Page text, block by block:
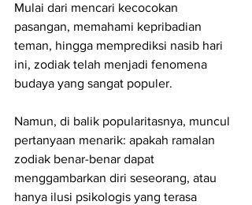
Mulai dari mencari kecocokan
pasangan, memahami kepribadian
teman, hingga memprediksi nasib hari
ini, zodiak telah menjadi fenomena
budaya yang sangat populer.
Namun, di balik popularitasnya, muncul
pertanyaan menarik: apakah ramalan
zodiak benar-benar dapat
menggambarkan diri seseorang, atau
hanya ilusi psikologis yang terasa